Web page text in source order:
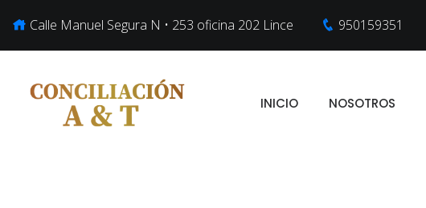
Calle Manuel Segura N • 253 oficina 202 Lince 950159351
INICIO NOSOTROS